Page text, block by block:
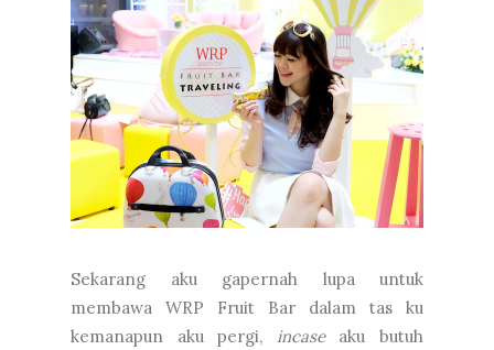
Sekarang aku gapernah lupa untuk
membawa WRP Fruit Bar dalam tas ku
kemanapun aku pergi,
incaseaku butuh